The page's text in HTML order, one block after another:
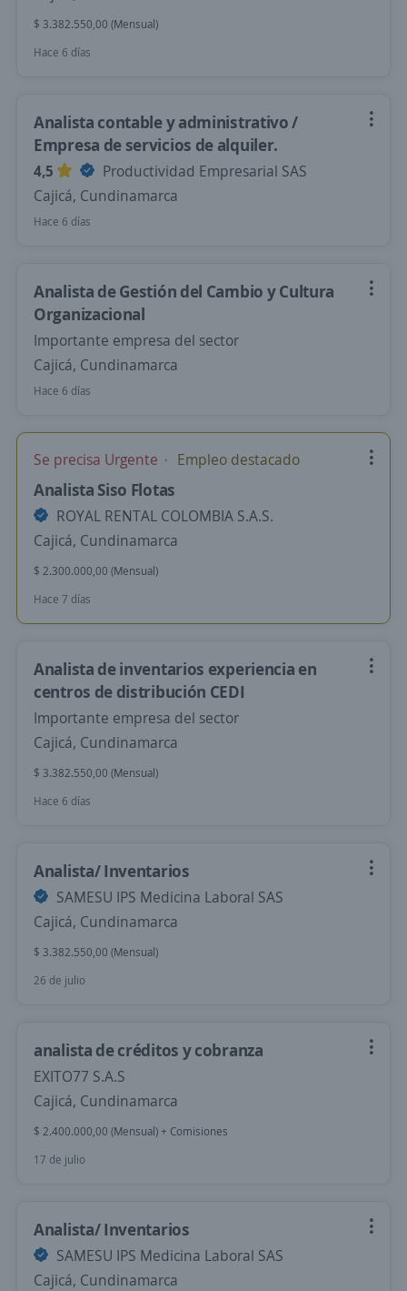
$ 3.382.550,00 (Mensual)
Hace 6 días
Analista contable y administrativo /
Empresa de servicios de alquiler.
4,5
Productividad Empresarial SAS
Cajicá, Cundinamarca
Hace 6 días
Analista de Gestión del Cambio y Cultura
Organizacional
Importante empresa del sector
Cajicá, Cundinamarca
Hace 6 días
Se precisa Urgente Empleo destacado
Analista Siso Flotas
ROYAL RENTAL COLOMBIA S.A.S.
Cajicá, Cundinamarca
$ 2.300.000,00 (Mensual)
Hace 7 días
Analista de inventarios experiencia en
centros de distribución CEDI
Importante empresa del sector
Cajicá, Cundinamarca
$ 3.382.550,00 (Mensual)
Hace 6 días
Analista/ Inventarios
SAMESU IPS Medicina Laboral SAS
Cajicá, Cundinamarca
$ 3.382.550,00 (Mensual)
26 de julio
analista de créditos y cobranza
EXITO77 S.A.S
Cajicá, Cundinamarca
$ 2.400.000,00 (Mensual) + Comisiones
17 de julio
Analista/ Inventarios
SAMESU IPS Medicina Laboral SAS
Cajicá, Cundinamarca